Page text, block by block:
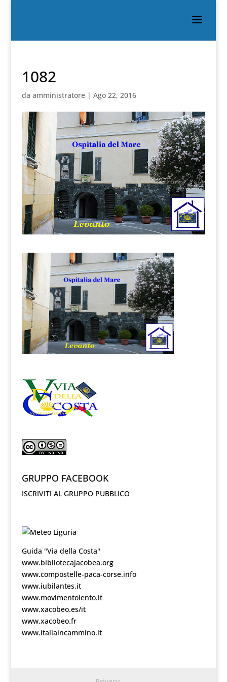
1082
da amministratore| Ago 22, 2016
GRUPPO FACEBOOK
ISCRIVITI AL GRUPPO PUBBLICO
Guida "Via della Costa"
www.bibliotecajacobea.org
www.compostelle-paca-corse.info
www.iubilantes.it
www.movimentolento.it
www.xacobeo.es/it
www.xacobeo.fr
www.italiaincammino.it